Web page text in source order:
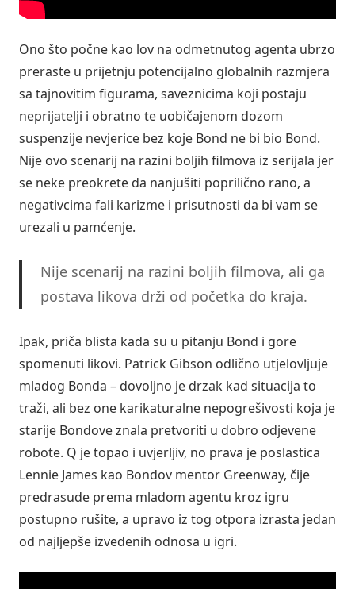
Ono što počne kao lov na odmetnutog agenta ubrzo
preraste u prijetnju potencijalno globalnih razmjera
sa tajnovitim figurama, saveznicima koji postaju
neprijatelji i obratno te uobičajenom dozom
suspenzije nevjerice bez koje Bond ne bi bio Bond.
Nije ovo scenarij na razini boljih filmova iz serijala jer
se neke preokrete da nanjušiti poprilično rano, a
negativcima fali karizme i prisutnosti da bi vam se
urezali u pamćenje.
Nije scenarij na razini boljih filmova, ali ga
postava likova drži od početka do kraja.
Ipak, priča blista kada su u pitanju Bond i gore
spomenuti likovi. Patrick Gibson odlično utjelovljuje
mladog Bonda – dovoljno je drzak kad situacija to
traži, ali bez one karikaturalne nepogrešivosti koja je
starije Bondove znala pretvoriti u dobro odjevene
robote. Q je topao i uvjerljiv, no prava je poslastica
Lennie James kao Bondov mentor Greenway, čije
predrasude prema mladom agentu kroz igru
postupno rušite, a upravo iz tog otpora izrasta jedan
od najljepše izvedenih odnosa u igri.